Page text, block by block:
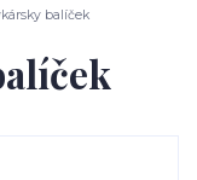
balíček